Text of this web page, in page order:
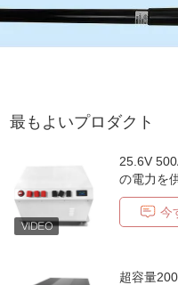
最もよいプロダクト
25.6V
の電力を
用
今
超容量